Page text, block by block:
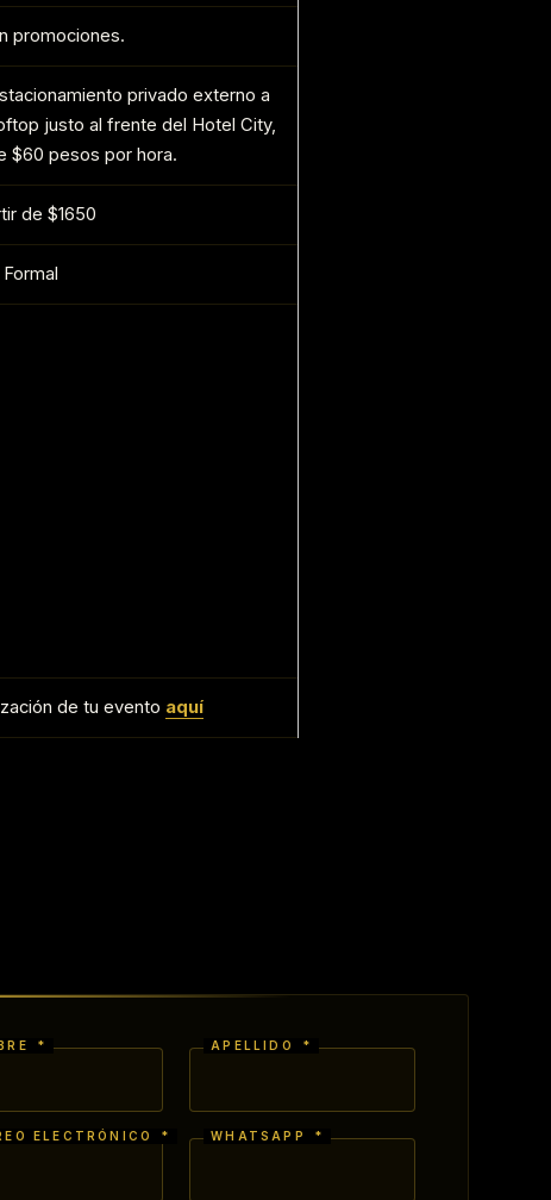
promociones.
privado externo a
justo al frente del Hotel City,
$60 pesos por hora.
de $1650
de tu evento aquí
* APELLIDO *
ELECTRÓNICO * WHATSAPP *